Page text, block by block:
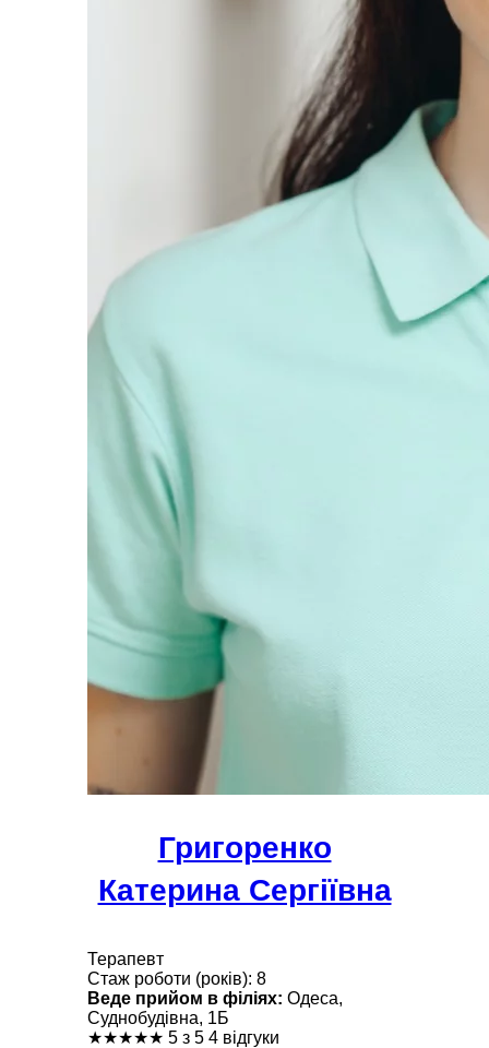
Григоренко
Катерина Сергіївна
Терапевт
Стаж роботи (років): 8
Веде прийом в філіях: Одеса,
Суднобудівна, 1Б
★★★★★ 5 з 5 4 відгуки